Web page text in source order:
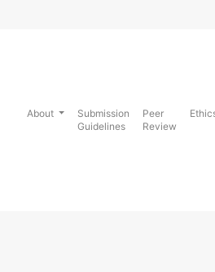
About
Submission
Guidelines
Peer
Review